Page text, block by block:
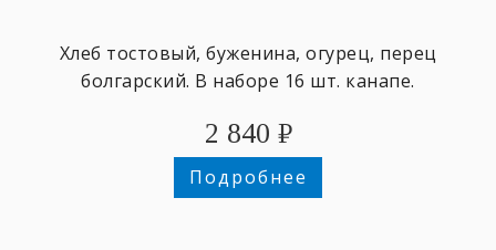
Хлеб тостовый, буженина, огурец, перец
болгарский. В наборе 16 шт. канапе.
2 840 ₽
Подробнее